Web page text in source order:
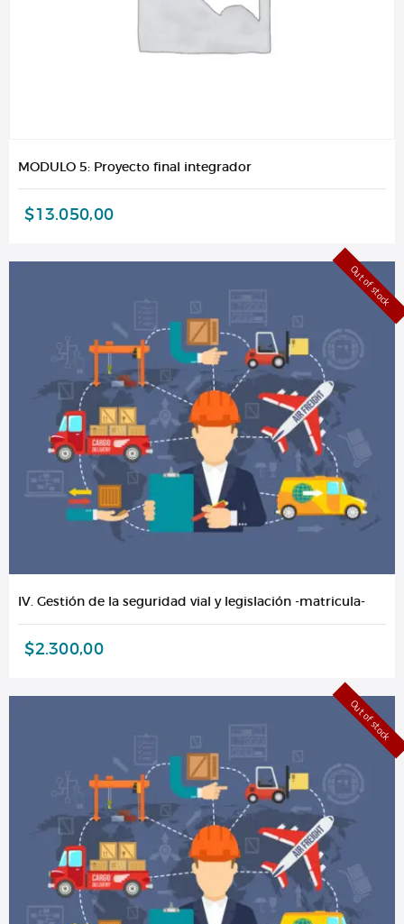
MODULO 5: Proyecto final integrador
$13.050,00
Out of stock
IV. Gestión de la seguridad vial y legislación -matricula-
$2.300,00
Out of stock